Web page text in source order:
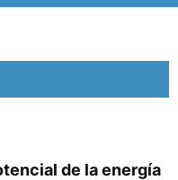
de la energía